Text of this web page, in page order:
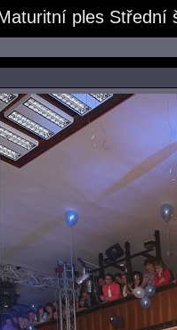
ples Střední